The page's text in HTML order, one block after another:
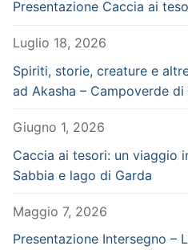
Presentazione Caccia ai
Luglio 18, 2026
Spiriti, storie, creature e
ad Akasha – Campoverde di
Giugno 1, 2026
Caccia ai tesori: un viaggio
Sabbia e lago di Garda
Maggio 7, 2026
Presentazione Intersegno –